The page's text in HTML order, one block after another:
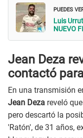
PUEDES
Luis
NUEVO
Jean Deza
contactó
En una transmisión
Jean Deza reveló
pero descartó la
'Ratón', de 31 años,